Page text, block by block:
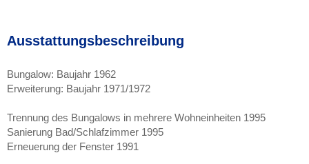
Ausstattungsbeschreibung
Bungalow: Baujahr 1962
Erweiterung: Baujahr 1971/1972
Trennung des Bungalows in mehrere Wohneinheiten 1995
Sanierung Bad/Schlafzimmer 1995
Erneuerung der Fenster 1991